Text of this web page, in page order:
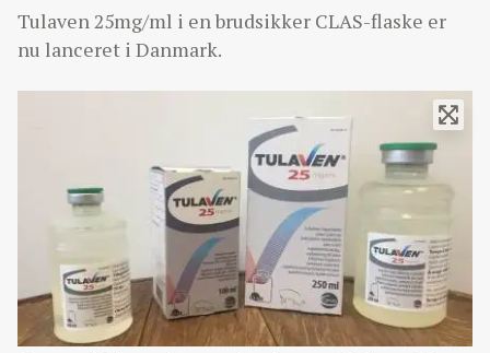
Tulaven 25mg/ml i en brudsikker CLAS-flaske er
nu lanceret i Danmark.